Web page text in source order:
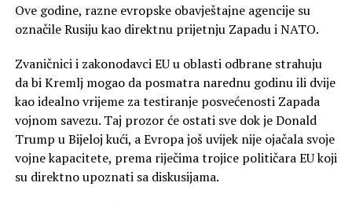
Ove godine, razne evropske obavještajne agencije su
označile Rusiju kao direktnu prijetnju Zapadu i NATO.
Zvaničnici i zakonodavci EU u oblasti odbrane strahuju
da bi Kremlj mogao da posmatra narednu godinu ili dvije
kao idealno vrijeme za testiranje posvećenosti Zapada
vojnom savezu. Taj prozor će ostati sve dok je Donald
Trump u Bijeloj kući, a Evropa još uvijek nije ojačala svoje
vojne kapacitete, prema riječima trojice političara EU koji
su direktno upoznati sa diskusijama.